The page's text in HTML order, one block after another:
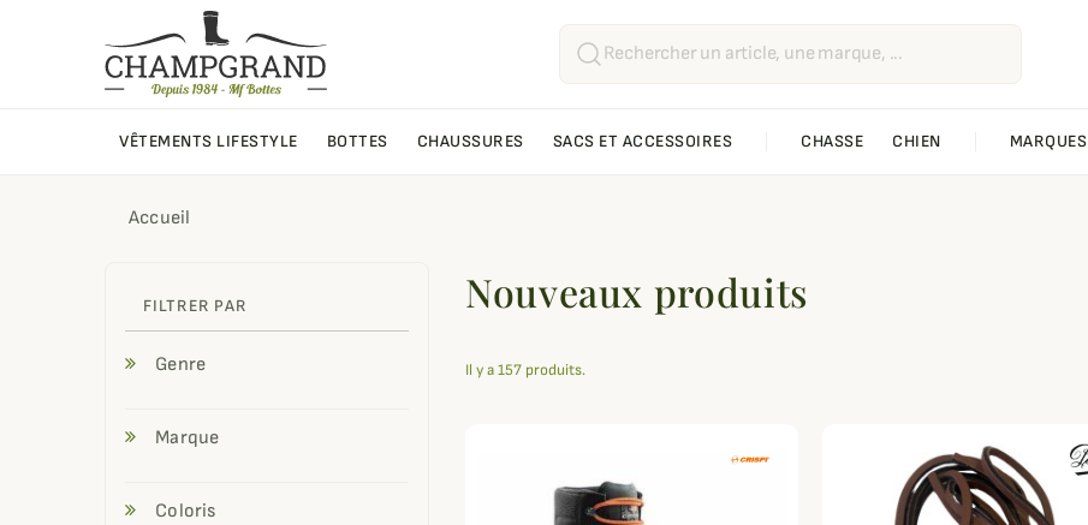
VÊTEMENTS LIFESTYLE BOTTES CHAUSSURES SACS ET ACCESSOIRES CHASSE CHIEN MARQUES
Accueil
FILTRER PAR
Genre
Marque
Coloris
Nouveaux produits
Il y a 157 produits.